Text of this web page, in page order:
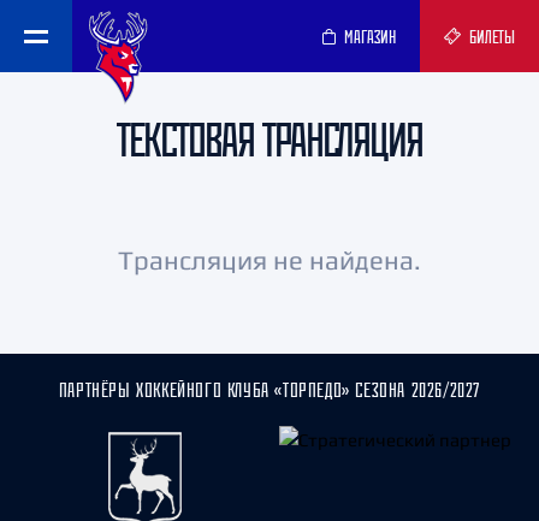
МАГАЗИН БИЛЕТЫ
ТЕКСТОВАЯ ТРАНСЛЯЦИЯ
Трансляция не найдена.
ПАРТНЁРЫ ХОККЕЙНОГО КЛУБА «ТОРПЕДО» СЕЗОНА 2026/2027